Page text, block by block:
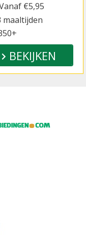
€5,95
BEKIJKEN